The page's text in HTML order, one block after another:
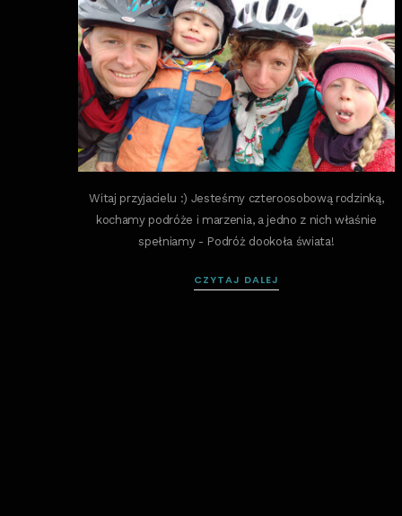
Witaj przyjacielu :) Jesteśmy czteroosobową rodzinką,
kochamy podróże i marzenia, a jedno z nich właśnie
spełniamy - Podróż dookoła świata!
CZYTAJ DALEJ